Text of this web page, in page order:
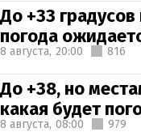
До +33
погода
8 августа, 20:00 816
До +38, но
какая будет
8 августа, 08:00 979